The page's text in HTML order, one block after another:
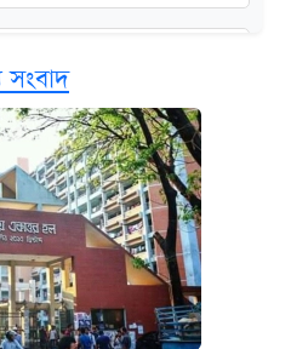
আবেদন, জানাল কর্তৃপক্ষ
সর্বশেষ যা জানা গেল
পরীক্ষা, জানা গেল যা
সংবাদ